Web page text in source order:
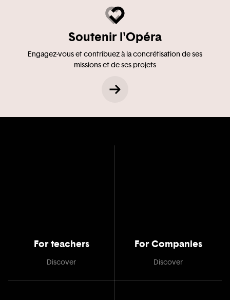
Soutenir l'Opéra
Engagez-vous et contribuez à la concrétisation de ses
missions et de ses projets
For teachers
Discover
For Companies
Discover